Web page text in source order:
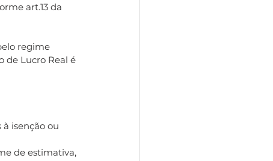
art.13 da
regime
de Lucro Real é